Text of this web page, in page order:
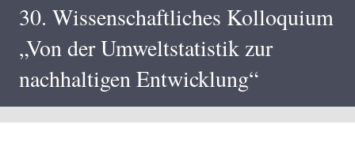
30. Wissenschaftliches Kolloquium
„Von der Umweltstatistik zur
nachhaltigen Entwicklung“